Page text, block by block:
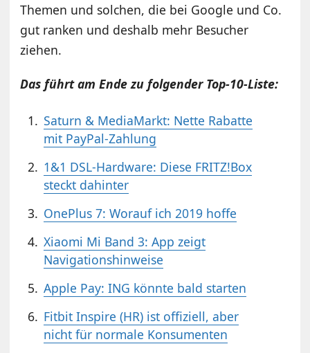
Themen und solchen, die bei Google und Co.
gut ranken und deshalb mehr Besucher
ziehen.
Das führt am Ende zu folgender Top-10-Liste:
Saturn & MediaMarkt: Nette Rabatte
mit PayPal-Zahlung
1&1 DSL-Hardware: Diese FRITZ!Box
steckt dahinter
OnePlus 7: Worauf ich 2019 hoffe
Xiaomi Mi Band 3: App zeigt
Navigationshinweise
Apple Pay: ING könnte bald starten
Fitbit Inspire (HR) ist offiziell, aber
nicht für normale Konsumenten